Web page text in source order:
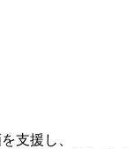
支援し、